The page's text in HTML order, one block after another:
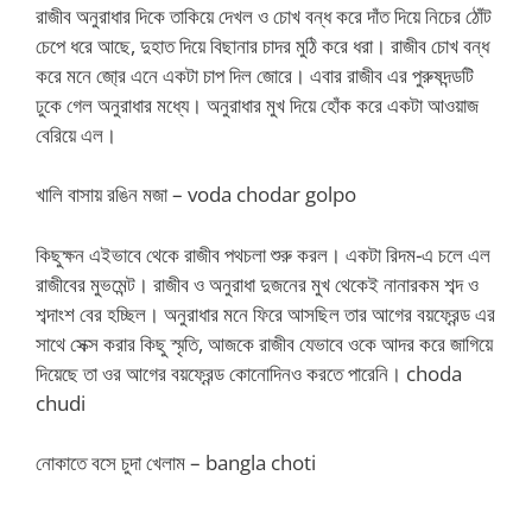
রাজীব অনুরাধার দিকে তাকিয়ে দেখল ও চোখ বন্ধ করে দাঁত দিয়ে নিচের ঠোঁট
চেপে ধরে আছে, দুহাত দিয়ে বিছানার চাদর মুঠি করে ধরা। রাজীব চোখ বন্ধ
করে মনে জো্র এনে একটা চাপ দিল জোরে। এবার রাজীব এর পুরুষদন্ডটি
ঢুকে গেল অনুরাধার মধ্যে। অনুরাধার মুখ দিয়ে হোঁক করে একটা আওয়াজ
বেরিয়ে এল।
খালি বাসায় রঙিন মজা – voda chodar golpo
কিছুক্ষন এইভাবে থেকে রাজীব পথচলা শুরু করল। একটা রিদম-এ চলে এল
রাজীবের মুভমেন্ট। রাজীব ও অনুরাধা দুজনের মুখ থেকেই নানারকম শব্দ ও
শব্দাংশ বের হচ্ছিল। অনুরাধার মনে ফিরে আসছিল তার আগের বয়ফ্রেন্ড এর
সাথে সেক্স করার কিছু স্মৃতি, আজকে রাজীব যেভাবে ওকে আদর করে জাগিয়ে
দিয়েছে তা ওর আগের বয়ফ্রেন্ড কোনোদিনও করতে পারেনি। choda
chudi
নোকাতে বসে চুদা খেলাম – bangla choti